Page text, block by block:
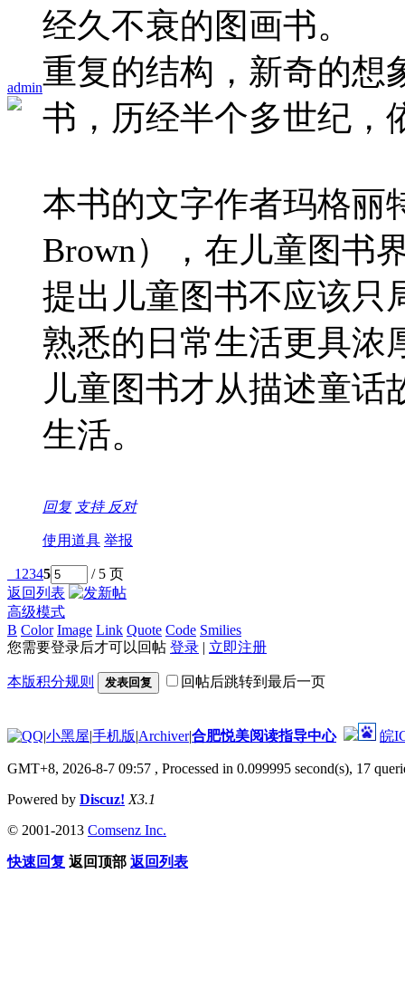
admin
经久不衰的图画书。
重复的结构，新奇的想
书，历经半个多世纪，
本书的文字作者玛格丽
Brown），在儿童图书
提出儿童图书不应该只
熟悉的日常生活更具浓
儿童图书才从描述童话
生活。
回复 支持 反对
使用道具 举报
1 2345
/ 5 页
返回列表
高级模式
B Color Image Link Quote Code Smilies
您需要登录后才可以回帖 登录 | 立即注册
本版积分规则 发表回复 回帖后跳转到最后一页
|小黑屋|手机版|Archiver|合肥悦美阅读指导中心 皖
GMT+8, 2026-8-7 09:57 , Processed in 0.099995 second(s), 17
Powered by Discuz! X3.1
© 2001-2013 Comsenz Inc.
快速回复 返回顶部 返回列表